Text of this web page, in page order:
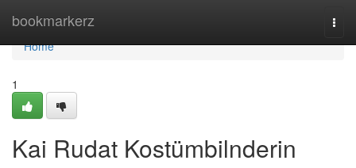
bookmarkerz
Home
Home
1
Kai Rudat Kostümbilnderin